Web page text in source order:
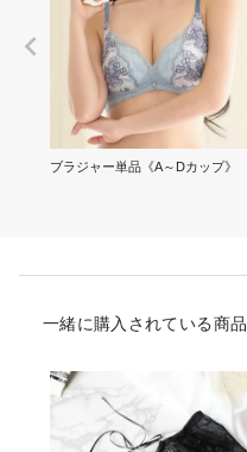
ブラジャー単品《A～Dカップ》
一緒に購入されている商品